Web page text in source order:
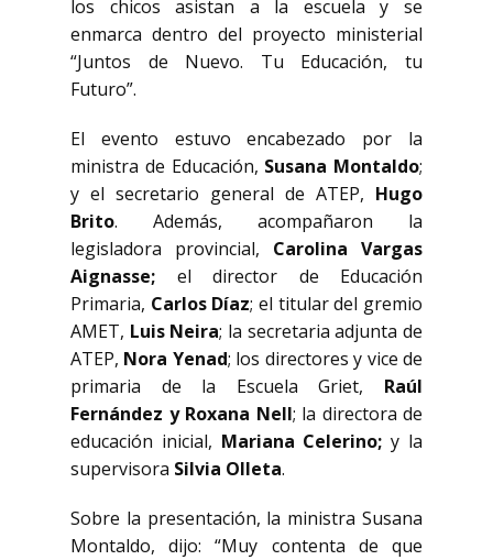
los chicos asistan a la escuela y se
enmarca dentro del proyecto ministerial
“Juntos de Nuevo. Tu Educación, tu
Futuro”.
El evento estuvo encabezado por la
ministra de Educación, Susana Montaldo;
y el secretario general de ATEP, Hugo
Brito. Además, acompañaron la
legisladora provincial, Carolina Vargas
Aignasse; el director de Educación
Primaria, Carlos Díaz; el titular del gremio
AMET, Luis Neira; la secretaria adjunta de
ATEP, Nora Yenad; los directores y vice de
primaria de la Escuela Griet, Raúl
Fernández y Roxana Nell; la directora de
educación inicial, Mariana Celerino; y la
supervisora Silvia Olleta.
Sobre la presentación, la ministra Susana
Montaldo, dijo: “Muy contenta de que